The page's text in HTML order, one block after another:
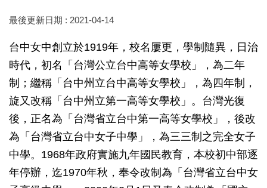
最後更新日期 : 2021-04-14
台中女中創立於1919年，校名屢更，學制隨異，日治
時代，初名「台灣公立台中高等女學校」，為二年
制；繼稱「台中州立台中高等女學校」，為四年制，
旋又改稱「台中州立第一高等女學校」。台灣光復
後，正名為「台灣省立台中第一高等女學校」，後改
為「台灣省立台中女子中學」，為三三制之完全女子
中學。1968年政府實施九年國民教育，本校初中部逐
年停辦，迄1970年秋，奉令改制為「台灣省立台中女